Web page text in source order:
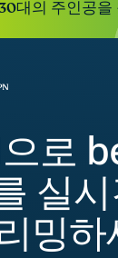
대의 주인공
로
실
밍하